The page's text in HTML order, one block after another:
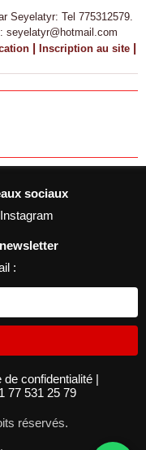
Seyelatyr: Tel 775312579.
seyelatyr@hotmail.com
| Inscription au site |
sociaux
Instagram
:
de confidentialité |
77 531 25 79
réservés.